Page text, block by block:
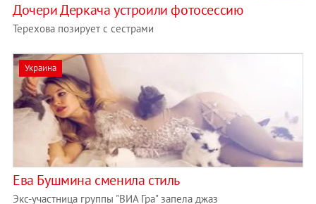
Дочери Деркача устроили фотосессию
Терехова позирует с сестрами
Украина
Ева Бушмина сменила стиль
Экс-участница группы "ВИА Гра" запела джаз